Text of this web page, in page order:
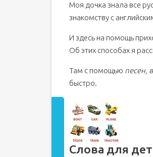
Моя дочка знала все
знакомству с
И здесь на помощь
Об этих способах я
Там с помощью песен,
быстро.
Слова для